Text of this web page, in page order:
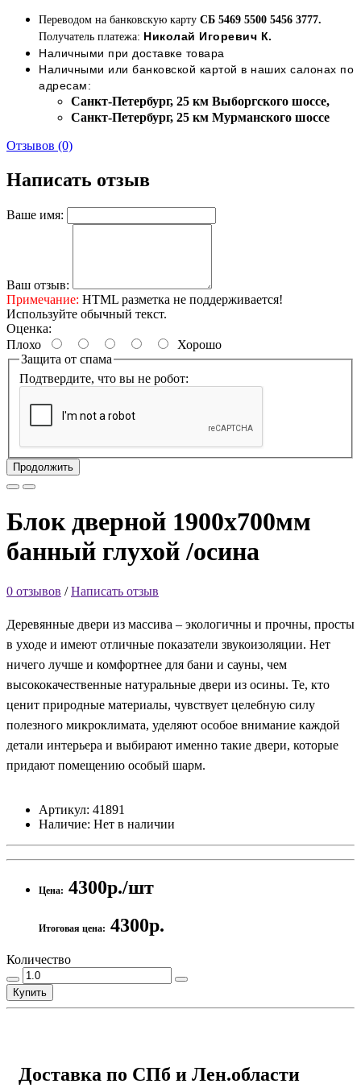
Переводом на банковскую карту СБ 5469 5500 5456 3777.
Получатель платежа: Николай Игоревич К.
Наличными при доставке товара
Наличными или банковской картой в наших салонах по
адресам:
Cанкт-Петербург, 25 км Выборгского шоссе,
Cанкт-Петербург, 25 км Мурманского шоссе
Отзывов (0)
Написать отзыв
Ваше имя:
Ваш отзыв:
Примечание: HTML разметка не поддерживается!
Используйте обычный текст.
Оценка:
Плохо
Хорошо
Защита от спама
Подтвердите, что вы не робот:
Продолжить
Блок дверной 1900х700мм
банный глухой /осина
0 отзывов /Написать отзыв
Деревянные двери из массива – экологичны и прочны, просты
в уходе и имеют отличные показатели звукоизоляции. Нет
ничего лучше и комфортнее для бани и сауны, чем
высококачественные натуральные двери из осины. Те, кто
ценит природные материалы, чувствует целебную силу
полезного микроклимата, уделяют особое внимание каждой
детали интерьера и выбирают именно такие двери, которые
придают помещению особый шарм.
Артикул: 41891
Наличие: Нет в наличии
Цена: 4300р./шт
Итоговая цена: 4300р.
Количество
Купить
Доставка по СПб и Лен.области